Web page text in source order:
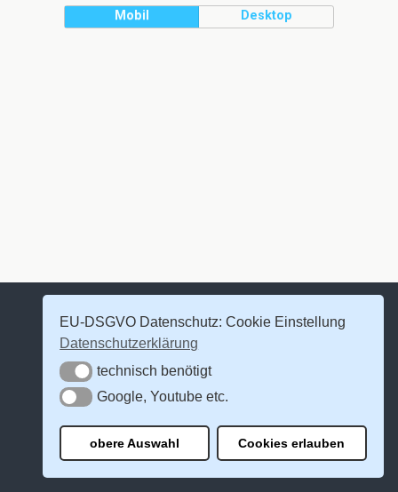
Mobil Desktop
EU-DSGVO Datenschutz: Cookie Einstellung
Datenschutzerklärung
technisch benötigt
technisch benötigt
Google, Youtube etc.
Google, Youtube etc.
obere Auswahl Cookies erlauben